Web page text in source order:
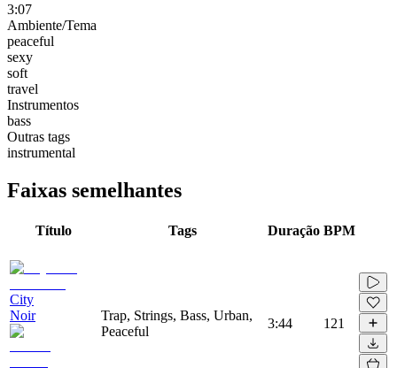
3:07
Ambiente/Tema
peaceful
sexy
soft
travel
Instrumentos
bass
Outras tags
instrumental
Faixas semelhantes
Título Tags Duração BPM
City
Noir
Trap, Strings, Bass, Urban,
Peaceful
3:44 121